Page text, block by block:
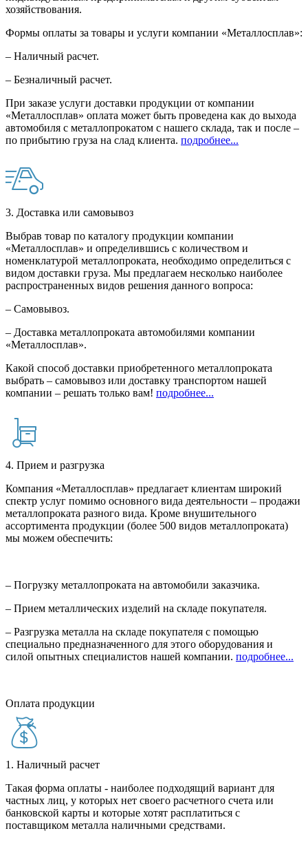
хозяйствования.
Формы оплаты за товары и услуги компании «Металлосплав»:
– Наличный расчет.
– Безналичный расчет.
При заказе услуги доставки продукции от компании
«Металлосплав» оплата может быть проведена как до выхода
автомобиля с металлопрокатом с нашего склада, так и после –
по прибытию груза на слад клиента. подробнее...
3. Доставка или самовывоз
Выбрав товар по каталогу продукции компании
«Металлосплав» и определившись с количеством и
номенклатурой металлопроката, необходимо определиться с
видом доставки груза. Мы предлагаем несколько наиболее
распространенных видов решения данного вопроса:
– Самовывоз.
– Доставка металлопроката автомобилями компании
«Металлосплав».
Какой способ доставки приобретенного металлопроката
выбрать – самовывоз или доставку транспортом нашей
компании – решать только вам! подробнее...
4. Прием и разгрузка
Компания «Металлосплав» предлагает клиентам широкий
спектр услуг помимо основного вида деятельности – продажи
металлопроката разного вида. Кроме внушительного
ассортимента продукции (более 500 видов металлопроката)
мы можем обеспечить:
– Погрузку металлопроката на автомобили заказчика.
– Прием металлических изделий на складе покупателя.
– Разгрузка металла на складе покупателя с помощью
специально предназначенного для этого оборудования и
силой опытных специалистов нашей компании. подробнее...
Оплата продукции
1. Наличный расчет
Такая форма оплаты - наиболее подходящий вариант для
частных лиц, у которых нет своего расчетного счета или
банковской карты и которые хотят расплатиться с
поставщиком металла наличными средствами.